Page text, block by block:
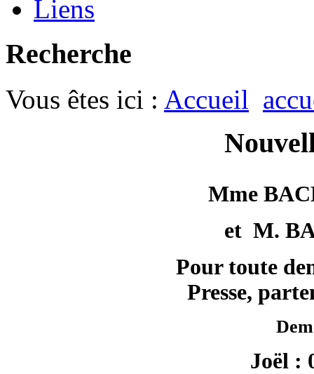
Liens
Recherche
Vous êtes ici : Accueil
Mme
et M.
Pour toute
Presse,
Joël :